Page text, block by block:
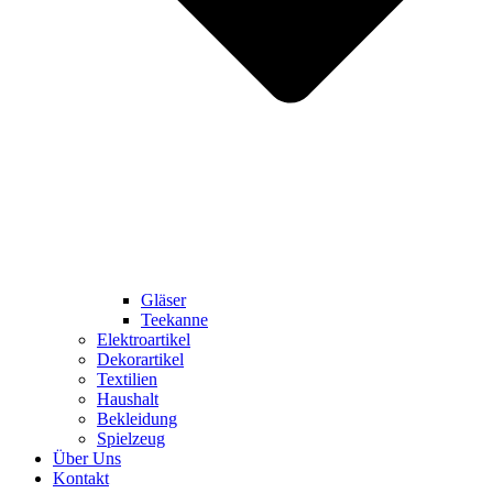
Gläser
Teekanne
Elektroartikel
Dekorartikel
Textilien
Haushalt
Bekleidung
Spielzeug
Über Uns
Kontakt